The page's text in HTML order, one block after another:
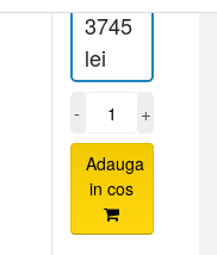
3745
lei
- +
Adauga
in cos